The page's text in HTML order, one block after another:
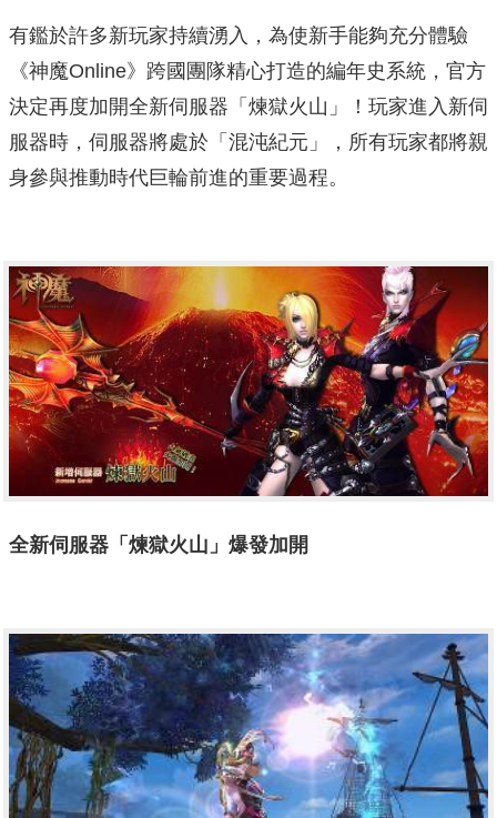
有鑑於許多新玩家持續湧入，為使新手能夠充分體驗
《神魔Online》跨國團隊精心打造的編年史系統，官方
決定再度加開全新伺服器「煉獄火山」！玩家進入新伺
服器時，伺服器將處於「混沌紀元」，所有玩家都將親
身參與推動時代巨輪前進的重要過程。
全新伺服器「煉獄火山」爆發加開